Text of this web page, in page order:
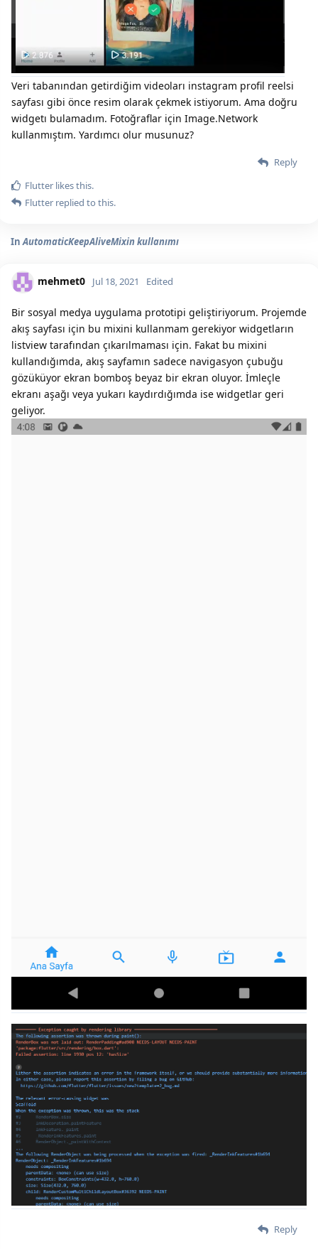
Veri tabanından getirdiğim videoları instagram profil reelsi
sayfası gibi önce resim olarak çekmek istiyorum. Ama doğru
widgetı bulamadım. Fotoğraflar için Image.Network
kullanmıştım. Yardımcı olur musunuz?
Reply
Flutter likes this.
Flutter replied to this.
InAutomaticKeepAliveMixin kullanımı
mehmet0 Jul 18, 2021 Edited
Bir sosyal medya uygulama prototipi geliştiriyorum. Projemde
akış sayfası için bu mixini kullanmam gerekiyor widgetların
listview tarafından çıkarılmaması için. Fakat bu mixini
kullandığımda, akış sayfamın sadece navigasyon çubuğu
gözüküyor ekran bomboş beyaz bir ekran oluyor. İmleçle
ekranı aşağı veya yukarı kaydırdığımda ise widgetlar geri
geliyor.
Reply